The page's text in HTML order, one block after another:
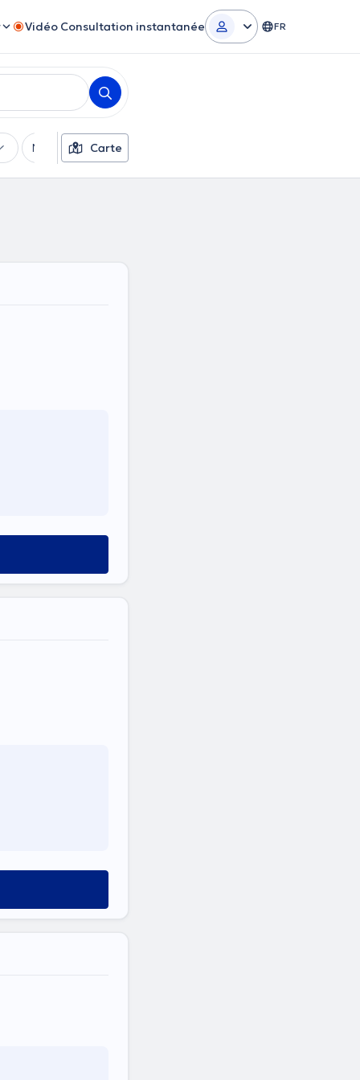
Vidéo Consultation instantanée FR
Moyens de paiement
Carte